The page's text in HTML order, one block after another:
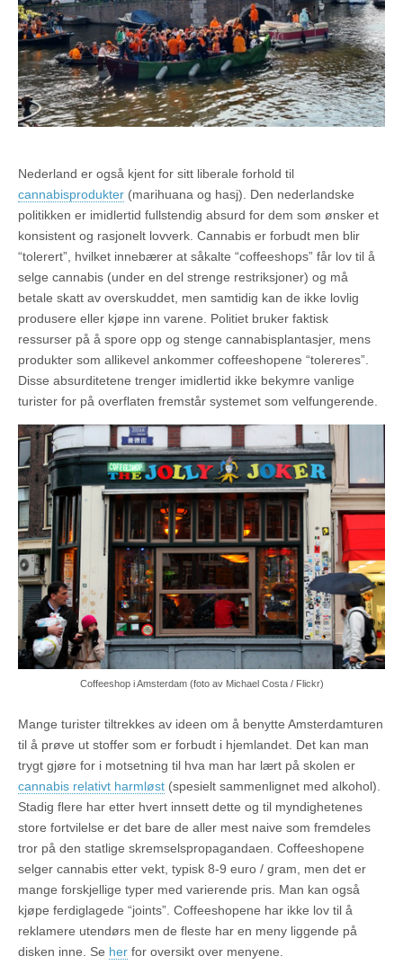
Nederland er også kjent for sitt liberale forhold til
cannabisprodukter (marihuana og hasj). Den nederlandske
politikken er imidlertid fullstendig absurd for dem som ønsker et
konsistent og rasjonelt lovverk. Cannabis er forbudt men blir
“tolerert”, hvilket innebærer at såkalte “coffeeshops” får lov til å
selge cannabis (under en del strenge restriksjoner) og må
betale skatt av overskuddet, men samtidig kan de ikke lovlig
produsere eller kjøpe inn varene. Politiet bruker faktisk
ressurser på å spore opp og stenge cannabisplantasjer, mens
produkter som allikevel ankommer coffeeshopene “tolereres”.
Disse absurditetene trenger imidlertid ikke bekymre vanlige
turister for på overflaten fremstår systemet som velfungerende.
Coffeeshop i Amsterdam (foto av Michael Costa / Flickr)
Mange turister tiltrekkes av ideen om å benytte Amsterdamturen
til å prøve ut stoffer som er forbudt i hjemlandet. Det kan man
trygt gjøre for i motsetning til hva man har lært på skolen er
cannabis relativt harmløst (spesielt sammenlignet med alkohol).
Stadig flere har etter hvert innsett dette og til myndighetenes
store fortvilelse er det bare de aller mest naive som fremdeles
tror på den statlige skremselspropagandaen. Coffeeshopene
selger cannabis etter vekt, typisk 8-9 euro / gram, men det er
mange forskjellige typer med varierende pris. Man kan også
kjøpe ferdiglagede “joints”. Coffeeshopene har ikke lov til å
reklamere utendørs men de fleste har en meny liggende på
disken inne. Se her for oversikt over menyene.